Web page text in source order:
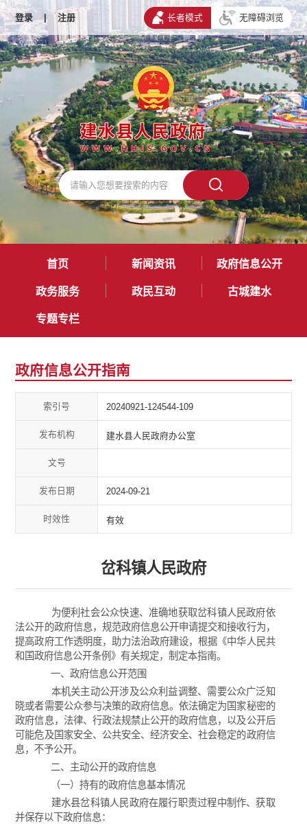
登录 | 注册 长者模式 无障碍浏览
首页 新闻资讯 政府信息公开
政务服务 政民互动 古城建水
专题专栏
政府信息公开指南
索引号 20240921-124544-109
发布机构 建水县人民政府办公室
文号
发布日期 2024-09-21
时效性 有效
岔科镇人民政府
为便利社会公众快速、准确地获取岔科镇人民政府依
法公开的政府信息，规范政府信息公开申请提交和接收行为，
提高政府工作透明度，助力法治政府建设，根据《中华人民共
和国政府信息公开条例》有关规定，制定本指南。
一、政府信息公开范围
本机关主动公开涉及公众利益调整、需要公众广泛知
晓或者需要公众参与决策的政府信息。依法确定为国家秘密的
政府信息，法律、行政法规禁止公开的政府信息，以及公开后
可能危及国家安全、公共安全、经济安全、社会稳定的政府信
息，不予公开。
二、主动公开的政府信息
（一）持有的政府信息基本情况
建水县岔科镇人民政府在履行职责过程中制作、获取
并保存以下政府信息：